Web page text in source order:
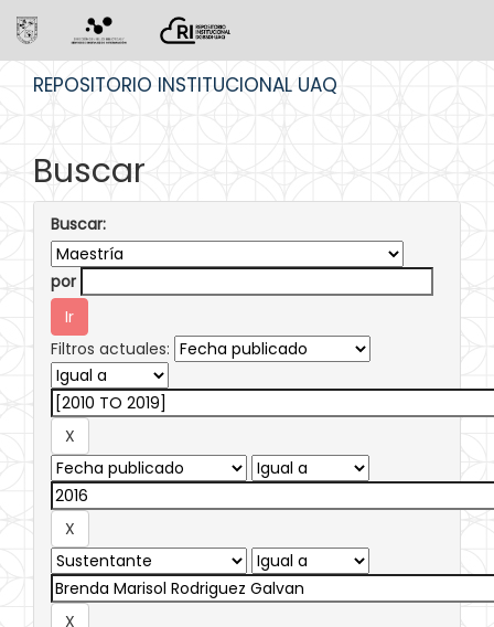
REPOSITORIO INSTITUCIONAL UAQ
Buscar
Buscar:
por
Filtros actuales: